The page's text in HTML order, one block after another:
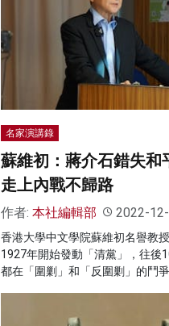
名家演講錄
蘇維初：蔣介石錯失和
走上內戰不歸路
作者: 本社編輯部 2022-
香港大學中文學院蘇維初名譽教
1927年開始發動「清黨」，往後
都在「圍剿」和「反圍剿」的鬥爭